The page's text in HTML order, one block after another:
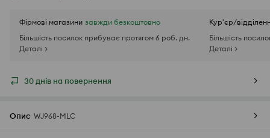
Фірмові магазини завжди безкоштовно
Більшість посилок прибуває протягом 6 роб. дн.
Деталі >
Кур'єр/
Більшість
Деталі >
30 днів на повернення
Опис WJ968-MLC